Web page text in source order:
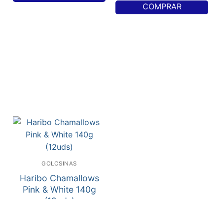
COMPRAR
GOLOSINAS
Haribo Chamallows
Pink & White 140g